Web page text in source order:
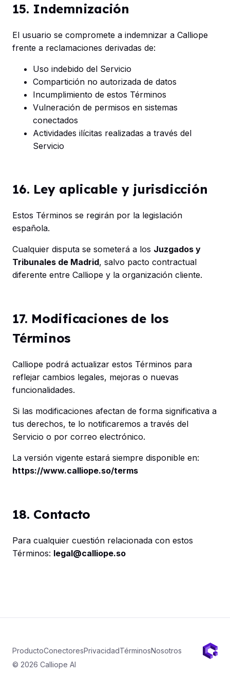
15. Indemnización
El usuario se compromete a indemnizar a Calliope
frente a reclamaciones derivadas de:
Uso indebido del Servicio
Compartición no autorizada de datos
Incumplimiento de estos Términos
Vulneración de permisos en sistemas
conectados
Actividades ilícitas realizadas a través del
Servicio
16. Ley aplicable y jurisdicción
Estos Términos se regirán por la legislación
española.
Cualquier disputa se someterá a los Juzgados y
Tribunales de Madrid, salvo pacto contractual
diferente entre Calliope y la organización cliente.
17. Modificaciones de los
Términos
Calliope podrá actualizar estos Términos para
reflejar cambios legales, mejoras o nuevas
funcionalidades.
Si las modificaciones afectan de forma significativa a
tus derechos, te lo notificaremos a través del
Servicio o por correo electrónico.
La versión vigente estará siempre disponible en:
https://www.calliope.so/terms
18. Contacto
Para cualquier cuestión relacionada con estos
Términos: legal@calliope.so
ProductoConectoresPrivacidadTérminosNosotros
© 2026 Calliope AI